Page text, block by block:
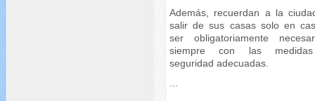
Además, recuerdan a la
salir de sus casas solo en
ser obligatoriamente
siempre con las
seguridad adecuadas.